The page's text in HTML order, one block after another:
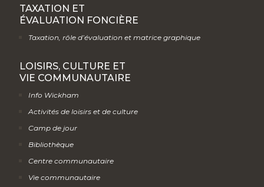
TAXATION ET
ÉVALUATION FONCIÈRE
Taxation, rôle d’évaluation et matrice graphique
LOISIRS, CULTURE ET
VIE COMMUNAUTAIRE
Info Wickham
Activités de loisirs et de culture
Camp de jour
Bibliothèque
Centre communautaire
Vie communautaire